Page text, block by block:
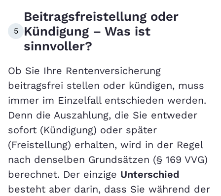
5
Beitragsfreistellung oder
Kündigung – Was ist
sinnvoller?
Ob Sie Ihre Rentenversicherung
beitragsfrei stellen oder kündigen, muss
immer im Einzelfall entschieden werden.
Denn die Auszahlung, die Sie entweder
sofort (Kündigung) oder später
(Freistellung) erhalten, wird in der Regel
nach denselben Grundsätzen (§ 169 VVG)
berechnet. Der einzige Unterschied
besteht aber darin, dass Sie während der